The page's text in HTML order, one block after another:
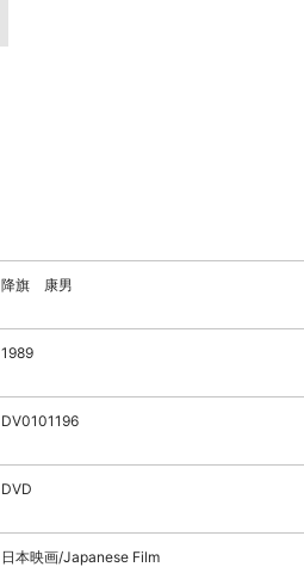
降旗 康男
1989
DV0101196
DVD
日本映画/Japanese Film